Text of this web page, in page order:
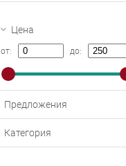
Цена
от: до:
Предложения
Категория